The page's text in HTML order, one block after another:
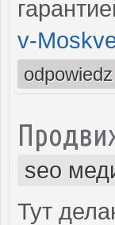
v-
odpowiedz
seo
Тут